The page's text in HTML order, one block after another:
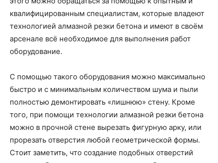
квалифицированным специалистам, которые владеют
технологией алмазной резки бетона и имеют в своём
арсенале всё необходимое для выполнения работ
оборудование.
С помощью такого оборудования можно максимально
быстро и с минимальным количеством шума и пыли
полностью демонтировать «лишнюю» стену. Кроме
того, при помощи технологии алмазной резки бетона
можно в прочной стене вырезать фигурную арку, или
прорезать отверстия любой геометрической формы.
Стоит заметить, что создание подобных отверстий